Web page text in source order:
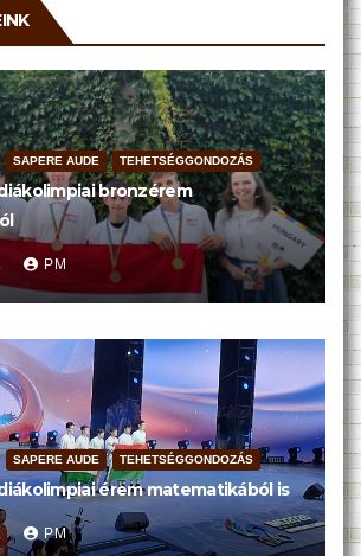
SAPERE AUDE TEHETSÉGGONDOZÁS
bronzérem
PM
SAPERE AUDE TEHETSÉGGONDOZÁS
érem matematikából is
PM